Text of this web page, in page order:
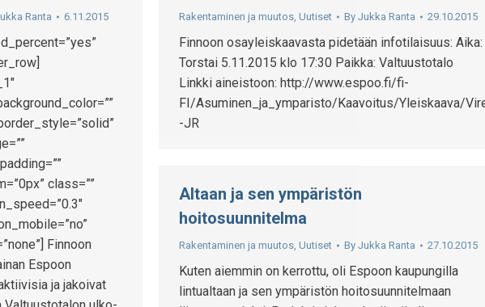
Ranta 6.11.2015
class=””
Finnoon
Espoon
ja jakoivat
Rakentaminen ja muutos, Uutiset By Jukka Ranta 29.10.2015
Finnoon osayleiskaavasta pidetään infotilaisuus: Aika:
Torstai 5.11.2015 klo 17:30 Paikka: Valtuustotalo
Linkki aineistoon: http://www.espoo.fi/fi-
FI/Asuminen_ja_ymparisto/Kaavoitus/Yleiskaava/
-JR
Altaan ja sen ympäristön
hoitosuunnitelma
Rakentaminen ja muutos, Uutiset By Jukka Ranta 27.10.2015
Kuten aiemmin on kerrottu, oli Espoon kaupungilla
lintualtaan ja sen ympäristön hoitosuunnitelmaan